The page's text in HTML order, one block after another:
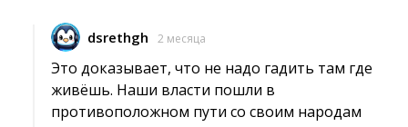
dsrethgh 2 месяца
Это доказывает, что не надо гадить там где
живёшь. Наши власти пошли в
противоположном пути со своим народам